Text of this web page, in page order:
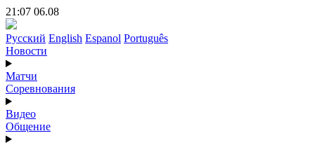
21:07 06.08
Русский English Espanol Português
Новости
Матчи
Соревнования
Видео
Общение